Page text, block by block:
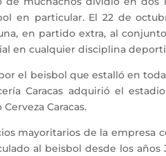
en particular. El 22 de
en partido extra, al
en cualquier disciplina
el beisbol que estalló en toda
Caracas adquirió el
Caracas.
mayoritarios de la empresa
al beisbol desde los